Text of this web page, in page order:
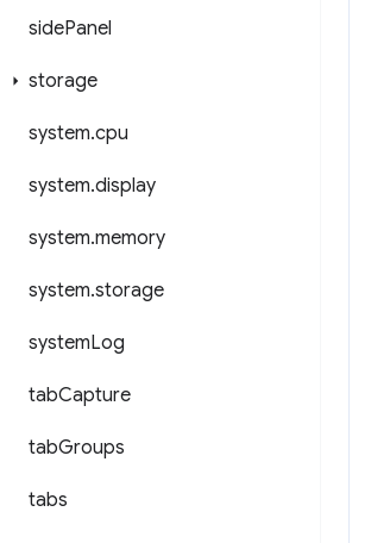
sidePanel
storage
system.cpu
system.display
system.memory
system.storage
systemLog
tabCapture
tabGroups
tabs